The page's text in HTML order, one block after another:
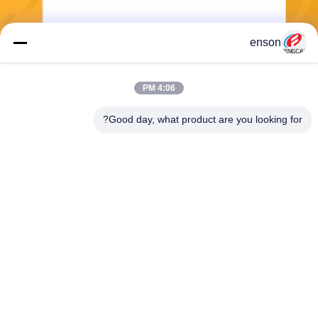
ارسال
enson
4:06 PM
Good day, what product are you looking for?